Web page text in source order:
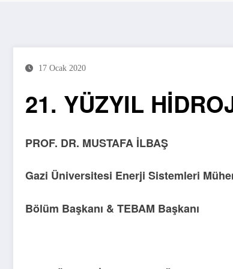
17 Ocak 2020
21. YÜZYIL
PROF. DR. MUSTAFA İLBAŞ
Gazi Üniversitesi Enerji Sistemleri
Bölüm Başkanı & TEBAM Başkanı